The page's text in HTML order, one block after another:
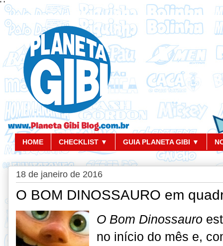
' '
HOME CHECKLIST ▼ GUIA PLANETA GIBI ▼
18 de janeiro de 2016
O BOM DINOSSAURO em
O Bom Dinossauro
no início do mês e,